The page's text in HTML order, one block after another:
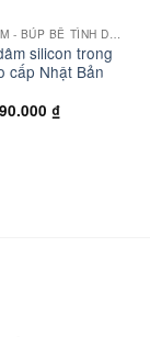
CỐC THỦ DÂM - BÚP BÊ TÌNH DỤC
silicon trong
cấp Nhật Bản
₫